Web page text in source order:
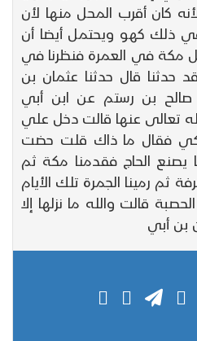
كان أقرب المحل منها لأن
ذلك كهو ويحتمل أيضا أن
مكة في العمرة فنظرنا في
حدثنا قال حدثنا عثمان بن
صالح بن رستم عن ابن أبي
تعالى عنها قالت دخل علي
فقال ما ذاك قلت حضت
الحاج فقدمنا مكة ثم
ثم رمينا الجمرة تلك الأيام
قالت والله ما نزلها إلا
بن أبي